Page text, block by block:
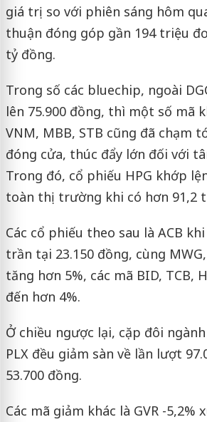
giá trị so với phiên sáng hôm
thuận đóng góp gần 194 triệu
tỷ đồng.
Trong số các bluechip, ngoài
lên 75.900 đồng, thì một số mã
VNM, MBB, STB cũng đã chạm
đóng cửa, thúc đẩy lớn đối với
Trong đó, cổ phiếu HPG khớp
toàn thị trường khi có hơn 91,2
Các cổ phiếu theo sau là ACB
trần tại 23.150 đồng, cùng MWG,
tăng hơn 5%, các mã BID, TCB,
đến hơn 4%.
Ở chiều ngược lại, cặp đôi ngành
PLX đều giảm sàn về lần lượt
53.700 đồng.
Các mã giảm khác là GVR -5,2%